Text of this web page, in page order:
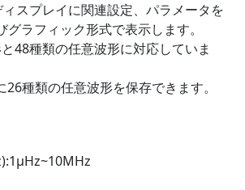
スプレイに関連設定、パラメータを
ラフィック形式で表示します。
48種類の任意波形に対応していま
種類の任意波形を保存できます。